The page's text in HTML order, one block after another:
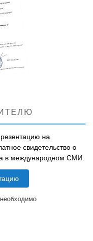
на
свидетельство о
в международном СМИ.